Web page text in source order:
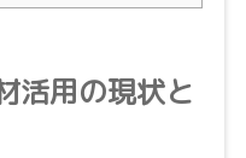
活用の現状と